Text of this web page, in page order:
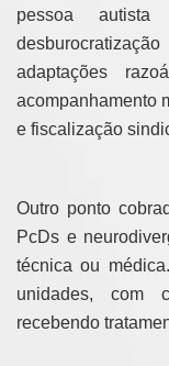
pessoa
adaptações
acompanhamento
e fiscalização
Outro ponto
PcDs e
técnica ou
unidades, com
recebendo